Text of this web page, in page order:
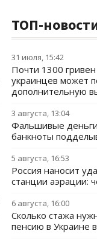
ТОП-
31 июля, 15:42
Почти 1300 гривен
украинцев может
дополнительную
3 августа, 13:04
Фальшивые деньги
банкноты
5 августа, 16:53
Россия наносит
станции аэрации:
6 августа, 16:00
Сколько стажа
пенсию в Украине